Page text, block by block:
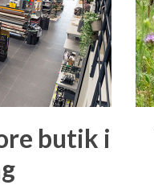
butik i